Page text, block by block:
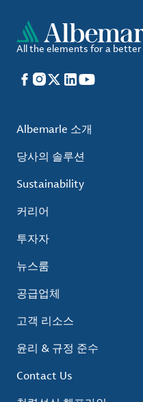
All the elements for a better
Facebook
Instagram
X LinkedIn
YouTube
Albemarle 소개
당사의 솔루션
Sustainability
커리어
투자자
뉴스룸
공급업체
고객 리소스
윤리 & 규정 준수
Contact Us